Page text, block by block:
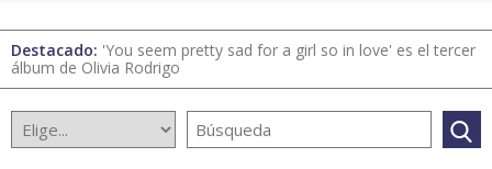
Destacado: 'You seem pretty sad for a girl so in love' es el tercer
álbum de Olivia Rodrigo